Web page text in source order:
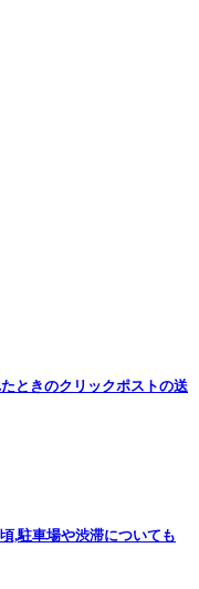
ときのクリックポストの送
,駐車場や渋滞についても